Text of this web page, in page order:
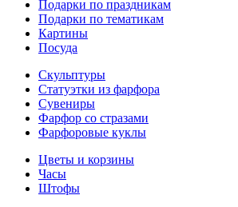
Подарки по праздникам
Подарки по тематикам
Картины
Посуда
Скульптуры
Статуэтки из фарфора
Сувениры
Фарфор со стразами
Фарфоровые куклы
Цветы и корзины
Часы
Штофы